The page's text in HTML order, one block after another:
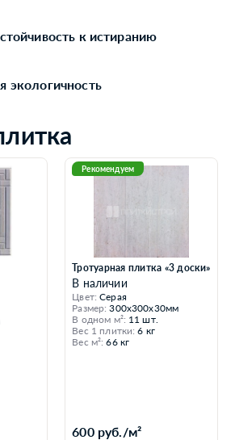
к истиранию
экологичность
Рекомендуем
Тротуарная плитка «3 доски»
В наличии
Цвет: Серая
Размер: 300x300x30мм
В одном м²: 11 шт.
Вес 1 плитки: 6 кг
Вес м²: 66 кг
600 руб./м²